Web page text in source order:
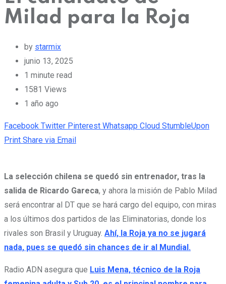
Milad para la Roja
by starmix
junio 13, 2025
1 minute read
1581 Views
1 año ago
Facebook Twitter Pinterest Whatsapp Cloud StumbleUpon
Print Share via Email
La selección chilena se quedó sin entrenador, tras la
salida de Ricardo Gareca, y ahora la misión de Pablo Milad
será encontrar al DT que se hará cargo del equipo, con miras
a los últimos dos partidos de las Eliminatorias, donde los
rivales son Brasil y Uruguay. Ahí, la Roja ya no se jugará
nada, pues se quedó sin chances de ir al Mundial.
Radio ADN asegura que Luis Mena, técnico de la Roja